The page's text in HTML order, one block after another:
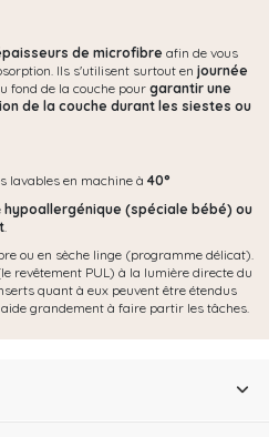
de microfibre afin de vous
Ils s'utilisent surtout en journée
fond de la couche pour garantir une
de la couche durant les siestes ou
lavables en machine à 40°
hypoallergénique (spéciale bébé) ou
ou en sèche linge (programme délicat).
revêtement PUL) à la lumière directe du
quant à eux peuvent être étendus
grandement à faire partir les tâches.